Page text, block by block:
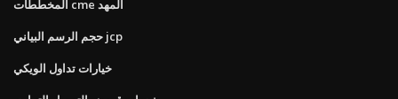
المخططات cme المهد
حجم الرسم البياني jcp
خيارات تداول الويكي